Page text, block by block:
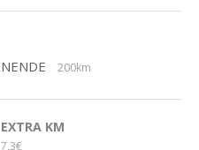
200km
EXTRA KM
7,3€